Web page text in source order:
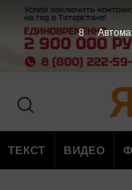
ТЕКСТ ВИДЕО
7